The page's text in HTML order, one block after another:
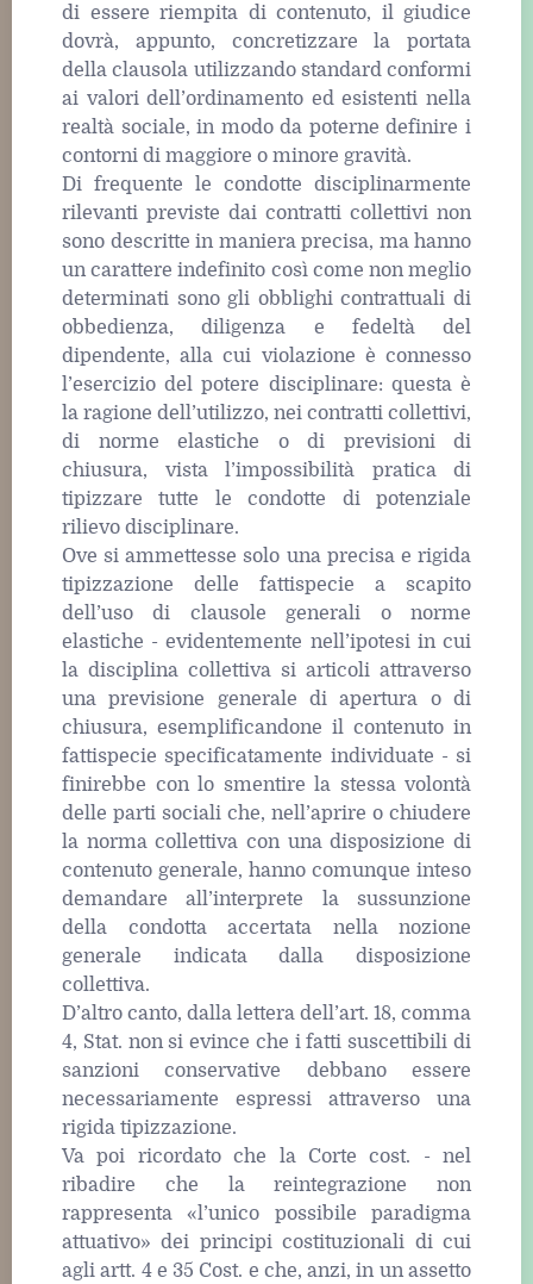
di essere riempita di contenuto, il giudice
dovrà, appunto, concretizzare la portata
della clausola utilizzando standard conformi
ai valori dell’ordinamento ed esistenti nella
realtà sociale, in modo da poterne definire i
contorni di maggiore o minore gravità.
Di frequente le condotte disciplinarmente
rilevanti previste dai contratti collettivi non
sono descritte in maniera precisa, ma hanno
un carattere indefinito così come non meglio
determinati sono gli obblighi contrattuali di
obbedienza, diligenza e fedeltà del
dipendente, alla cui violazione è connesso
l’esercizio del potere disciplinare: questa è
la ragione dell’utilizzo, nei contratti collettivi,
di norme elastiche o di previsioni di
chiusura, vista l’impossibilità pratica di
tipizzare tutte le condotte di potenziale
rilievo disciplinare.
Ove si ammettesse solo una precisa e rigida
tipizzazione delle fattispecie a scapito
dell’uso di clausole generali o norme
elastiche - evidentemente nell’ipotesi in cui
la disciplina collettiva si articoli attraverso
una previsione generale di apertura o di
chiusura, esemplificandone il contenuto in
fattispecie specificatamente individuate - si
finirebbe con lo smentire la stessa volontà
delle parti sociali che, nell’aprire o chiudere
la norma collettiva con una disposizione di
contenuto generale, hanno comunque inteso
demandare all’interprete la sussunzione
della condotta accertata nella nozione
generale indicata dalla disposizione
collettiva.
D’altro canto, dalla lettera dell’art. 18, comma
4, Stat. non si evince che i fatti suscettibili di
sanzioni conservative debbano essere
necessariamente espressi attraverso una
rigida tipizzazione.
Va poi ricordato che la Corte cost. - nel
ribadire che la reintegrazione non
rappresenta «l’unico possibile paradigma
attuativo» dei principi costituzionali di cui
agli artt. 4 e 35 Cost. e che, anzi, in un assetto